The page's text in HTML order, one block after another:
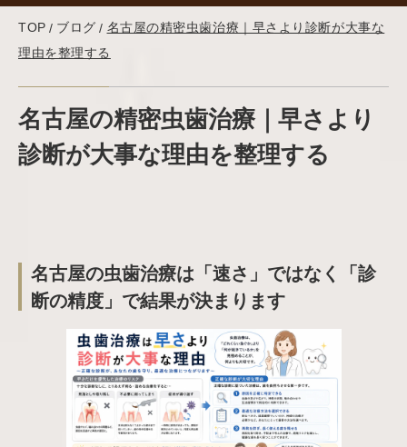
TOP ブログ
名古屋の精密虫歯治療｜早さより診断が大事な
理由を整理する
名古屋の精密虫歯治療｜早さより
診断が大事な理由を整理する
名古屋の虫歯治療は「速さ」ではなく「診
断の精度」で結果が決まります